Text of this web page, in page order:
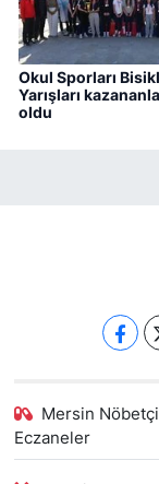
Okul Sporları
Yarışları
oldu
Mersin Nöbetçi
Eczaneler